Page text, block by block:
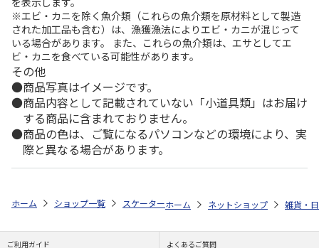
※エビ・カニを除く魚介類（これらの魚介類を原材料として製造
された加工品も含む）は、漁獲漁法によりエビ・カニが混じって
いる場合があります。 また、これらの魚介類は、エサとしてエ
ビ・カニを食べている可能性があります。
その他
商品写真はイメージです。
商品内容として記載されていない「小道具類」はお届け
する商品に含まれておりません。
商品の色は、ご覧になるパソコンなどの環境により、実
際と異なる場合があります。
ホーム ショップ一覧 スケーター かや生地ふきん3枚 くまのプーさ
ホーム ネットショップ 雑貨・
ご利用ガイド よくあるご質問